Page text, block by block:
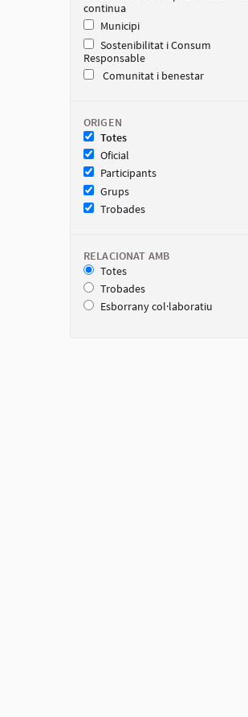
continua
Municipi
Sostenibilitat i Consum
Responsable
Comunitat i benestar
ORIGEN
Totes
Oficial
Participants
Grups
Trobades
RELACIONAT AMB
Totes
Trobades
Esborrany col·laboratiu